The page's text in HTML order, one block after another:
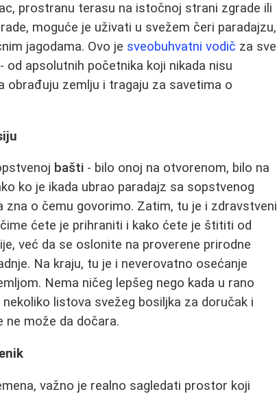
prostranu terasu na istočnoj strani zgrade ili
moguće je uživati u svežem čeri paradajzu,
jagodama. Ovo je sveobuhvatni vodič za sve
apsolutnih početnika koji nikada nisu
obrađuju zemlju i tragaju za savetima o
bašti - bilo onoj na otvorenom, bilo na
ko je ikada ubrao paradajz sa sopstvenog
o čemu govorimo. Zatim, tu je i zdravstveni
ćete je prihraniti i kako ćete je štititi od
već da se oslonite na proverene prirodne
Na kraju, tu je i neverovatno osećanje
Nema ničeg lepšeg nego kada u rano
listova svežeg bosiljka za doručak i
ne može da dočara.
važno je realno sagledati prostor koji